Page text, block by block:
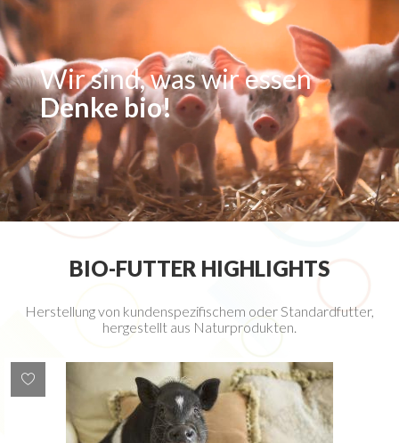
Wir sind, was wir essen
Denke bio!
BIO-FUTTER HIGHLIGHTS
Herstellung von kundenspezifischem oder Standardfutter,
hergestellt aus Naturprodukten.